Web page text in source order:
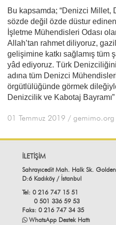
Bu kapsamda; “Denizci Millet,
sözde değil özde düstur
İşletme Mühendisleri Odası
Allah’tan rahmet diliyoruz,
gelişimine katkı sağlamış tüm
yâd ediyoruz. Türk
adına tüm Denizci
örgütlülüğünde görmek
Denizcilik ve Kabotaj Bayramı”
01 Temmuz 2019 / gemimo.org
İLETİŞİM
Sahrayıcedit Mah. Halk Sk.
D:6 Kadıköy / İstanbul
Tel: 0 216 747 15 51
0 501 336 59 53
Faks: 0 216 747 34 35
WhatsApp Destek Hattı